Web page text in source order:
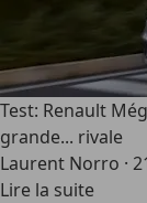
Test: Renault
grande... rivale
Laurent Norro ·
Lire la suite